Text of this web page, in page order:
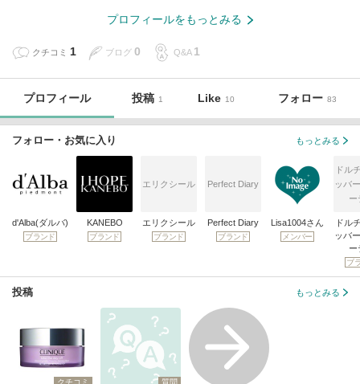
プロフィールをもっとみる
クチコミ 1 ブログ 0 Q&A 1
プロフィール 投稿 1 Like 10 フォロー 83
フォロー・お気に入り もっとみる
d'Alba(ダルバ)
ブランド
KANEBO
ブランド
エリクシール
エリクシール
ブランド
Perfect Diary
Perfect Diary
ブランド
Lisa1004さん
メンバー
ドル
ッバ
ー
ドル
ッバ
ー
ブ
投稿 もっとみる